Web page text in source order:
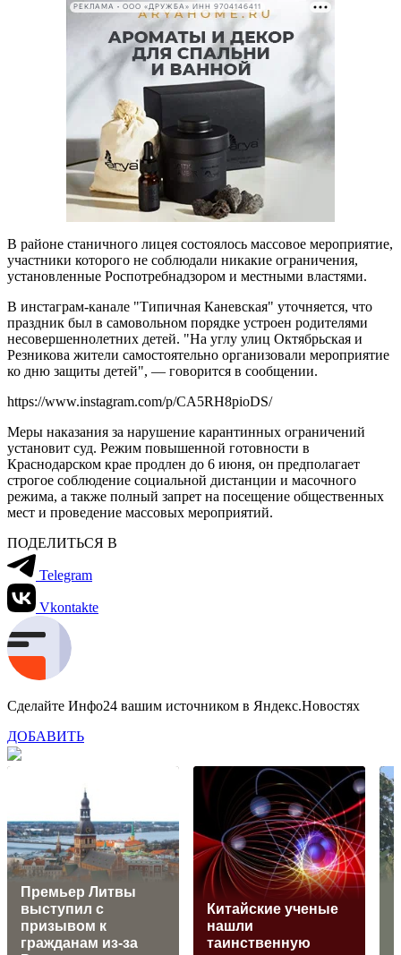
РЕКЛАМА • ООО «ДРУЖБА» ИНН 9704146411
В районе станичного лицея состоялось массовое мероприятие,
участники которого не соблюдали никакие ограничения,
установленные Роспотребнадзором и местными властями.
В инстаграм-канале "Типичная Каневская" уточняется, что
праздник был в самовольном порядке устроен родителями
несовершеннолетних детей. "На углу улиц Октябрьская и
Резникова жители самостоятельно организовали мероприятие
ко дню защиты детей", — говорится в сообщении.
https://www.instagram.com/p/CA5RH8pioDS/
Меры наказания за нарушение карантинных ограничений
установит суд. Режим повышенной готовности в
Краснодарском крае продлен до 6 июня, он предполагает
строгое соблюдение социальной дистанции и масочного
режима, а также полный запрет на посещение общественных
мест и проведение массовых мероприятий.
ПОДЕЛИТЬСЯ В
Telegram
Vkontakte
Сделайте Инфо24 вашим источником в Яндекс.Новостях
ДОБАВИТЬ
Премьер Литвы
выступил с
призывом к
гражданам из-за
Китайские ученые
нашли
таинственную